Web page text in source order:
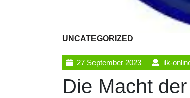
UNCATEGORIZED
27 September 202327
September
2023
ilk-
Die Macht